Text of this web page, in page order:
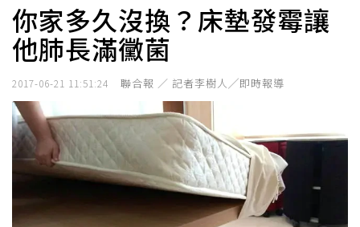
你家多久沒換？床墊發霉讓
他肺長滿黴菌
2017-06-21 11:51:24 聯合報 ／ 記者李樹人╱即時報導